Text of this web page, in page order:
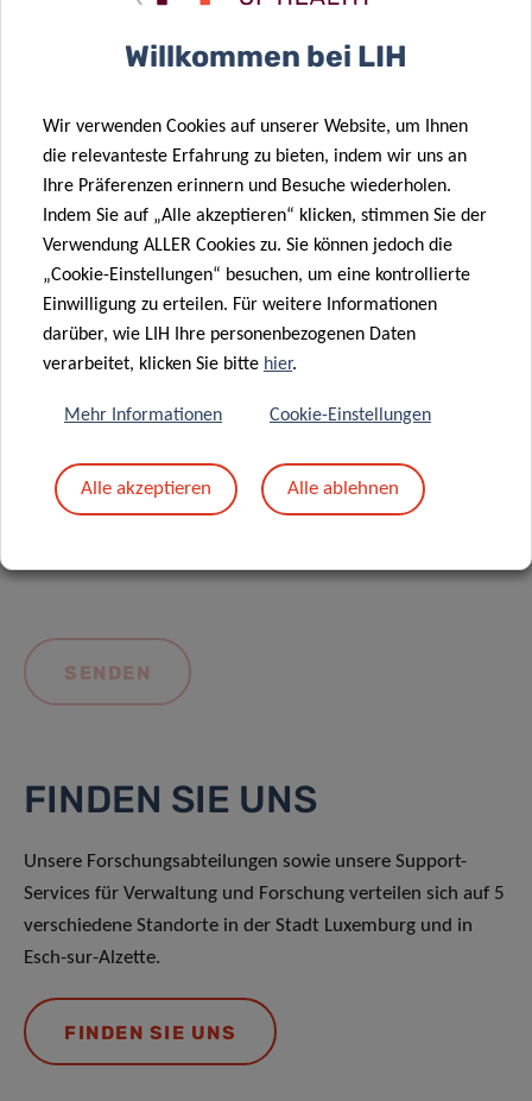
Nachricht
Mit dem Absenden Ihrer Nachricht erklären Sie
sich einverstanden mit
die LIH-
FINDEN SIE UNS
Unsere Forschungsabteilungen sowie unsere Support-
Services für Verwaltung und Forschung verteilen sich auf 5
verschiedene Standorte in der Stadt Luxemburg und in
Esch-sur-Alzette.
FINDEN SIE UNS
Willkommen bei LIH
Wir verwenden Cookies auf unserer Website, um Ihnen
die relevanteste Erfahrung zu bieten, indem wir uns an
Ihre Präferenzen erinnern und Besuche wiederholen.
Indem Sie auf „Alle akzeptieren“ klicken, stimmen Sie der
Verwendung ALLER Cookies zu. Sie können jedoch die
„Cookie-Einstellungen“ besuchen, um eine kontrollierte
Einwilligung zu erteilen. Für weitere Informationen
darüber, wie LIH Ihre personenbezogenen Daten
verarbeitet, klicken Sie bitte hier.
Mehr Informationen Cookie-Einstellungen
Alle akzeptieren Alle ablehnen